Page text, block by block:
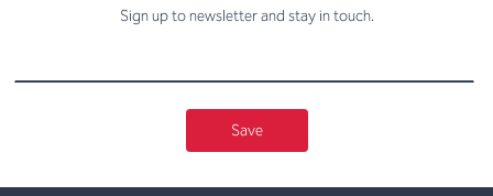
Sign up to newsletter and stay in touch.
Save